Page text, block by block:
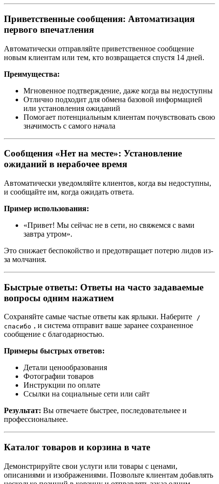
Приветственные сообщения: Автоматизация
первого впечатления
Автоматически отправляйте приветственное сообщение
новым клиентам или тем, кто возвращается спустя 14 дней.
Преимущества:
Мгновенное подтверждение, даже когда вы недоступны
Отлично подходит для обмена базовой информацией
или установления ожиданий
Помогает потенциальным клиентам почувствовать свою
значимость с самого начала
Сообщения «Нет на месте»: Установление
ожиданий в нерабочее время
Автоматически уведомляйте клиентов, когда вы недоступны,
и сообщайте им, когда ожидать ответа.
Пример использования:
«Привет! Мы сейчас не в сети, но свяжемся с вами
завтра утром».
Это снижает беспокойство и предотвращает потерю лидов из-
за молчания.
Быстрые ответы: Ответы на часто задаваемые
вопросы одним нажатием
Сохраняйте самые частые ответы как ярлыки. Наберите
/
спасибо , и система отправит ваше заранее сохраненное
сообщение с благодарностью.
Примеры быстрых ответов:
Детали ценообразования
Фотографии товаров
Инструкции по оплате
Ссылки на социальные сети или сайт
Результат: Вы отвечаете быстрее, последовательнее и
профессиональнее.
Каталог товаров и корзина в чате
Демонстрируйте свои услуги или товары с ценами,
описаниями и изображениями. Позвольте клиентам добавлять